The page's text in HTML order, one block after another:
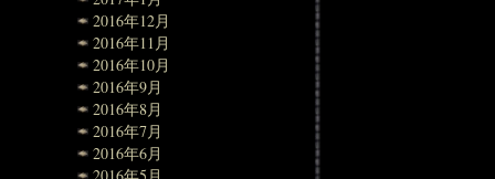
2016年12月
2016年11月
2016年10月
2016年9月
2016年8月
2016年7月
2016年6月